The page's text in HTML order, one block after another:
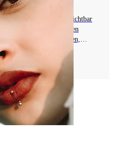
Retainer, unverzichtbar
in professionellen
medizinischen Eingriffen,
wie PTFE oder Silikon.
1 von 2